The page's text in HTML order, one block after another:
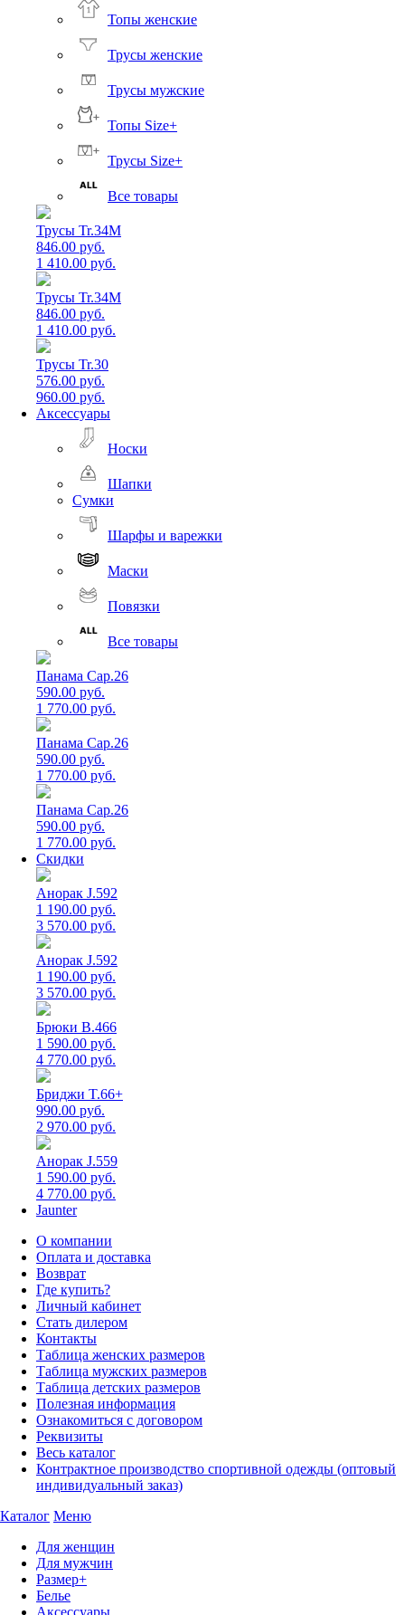
Топы женские
Трусы женские
Трусы мужские
Топы Size+
Трусы Size+
Все товары
Трусы Tr.34M
846.00 руб.
1 410.00 руб.
Трусы Tr.34M
846.00 руб.
1 410.00 руб.
Трусы Tr.30
576.00 руб.
960.00 руб.
Аксессуары
Носки
Шапки
Сумки
Шарфы и варежки
Маски
Повязки
Все товары
Панама Cap.26
590.00 руб.
1 770.00 руб.
Панама Cap.26
590.00 руб.
1 770.00 руб.
Панама Cap.26
590.00 руб.
1 770.00 руб.
Скидки
Анорак J.592
1 190.00 руб.
3 570.00 руб.
Анорак J.592
1 190.00 руб.
3 570.00 руб.
Брюки B.466
1 590.00 руб.
4 770.00 руб.
Бриджи T.66+
990.00 руб.
2 970.00 руб.
Анорак J.559
1 590.00 руб.
4 770.00 руб.
Jaunter
О компании
Оплата и доставка
Возврат
Где купить?
Личный кабинет
Стать дилером
Контакты
Таблица женских размеров
Таблица мужских размеров
Таблица детских размеров
Полезная информация
Ознакомиться с договором
Реквизиты
Весь каталог
Контрактное производство спортивной одежды (оптовый
индивидуальный заказ)
Каталог Меню
Для женщин
Для мужчин
Размер+
Белье